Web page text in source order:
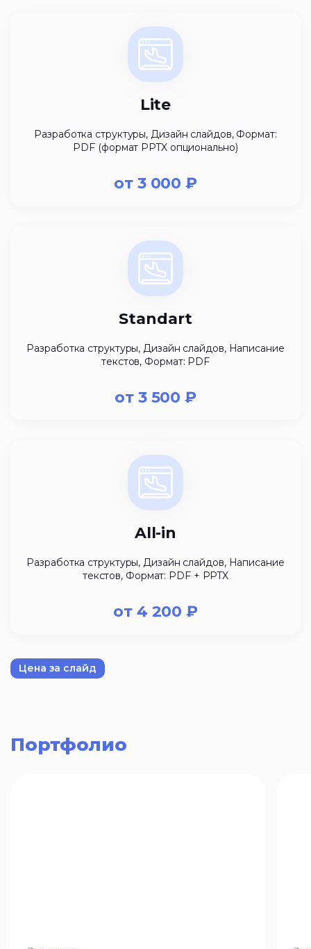
Lite
Разработка структуры, Дизайн слайдов, Формат:
PDF (формат PPTX опционально)
от 3 000 ₽
Standart
Разработка структуры, Дизайн слайдов, Написание
текстов, Формат: PDF
от 3 500 ₽
All-in
Разработка структуры, Дизайн слайдов, Написание
текстов, Формат: PDF + PPTX
от 4 200 ₽
Цена за слайд
Портфолио